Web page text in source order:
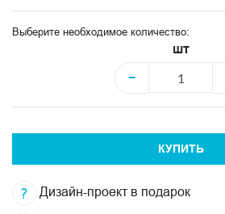
Выберите необходимое количество:
шт
−
КУПИТЬ
Дизайн-проект в подарок